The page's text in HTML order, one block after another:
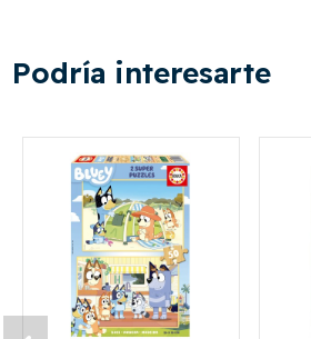
Podría interesarte